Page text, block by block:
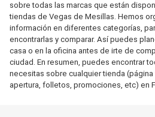
sobre todas las marcas que están
tiendas de Vegas de Mesillas. Hemos
información en diferentes categorías,
encontrarlas y comparar. Así puedes
casa o en la oficina antes de irte de
ciudad. En resumen, puedes encontrar
necesitas sobre cualquier tienda
apertura, folletos, promociones, etc) en